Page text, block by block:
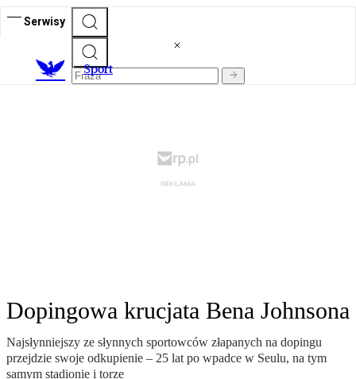
Serwisy
Sport
Dopingowa krucjata Bena Johnsona
Najsłynniejszy ze słynnych sportowców złapanych na dopingu
przejdzie swoje odkupienie – 25 lat po wpadce w Seulu, na tym
samym stadionie i torze